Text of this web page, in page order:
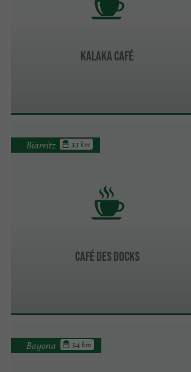
Kalaka Café
Café des Docks
Biarritz 3.3 km
Bayona 3.4 km